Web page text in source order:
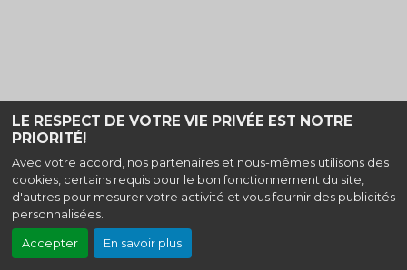
LE RESPECT DE VOTRE VIE PRIVÉE EST NOTRE
PRIORITÉ!
Avec votre accord, nos partenaires et nous-mêmes utilisons des
cookies, certains requis pour le bon fonctionnement du site,
d'autres pour mesurer votre activité et vous fournir des publicités
personnalisées.
Accepter En savoir plus